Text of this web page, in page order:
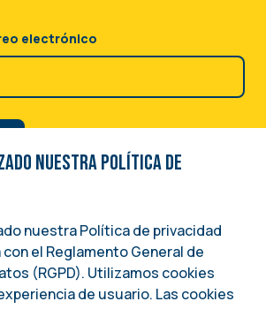
electrónico
nuestra Política de
nuestra Política de privacidad
el Reglamento General de
(RGPD). Utilizamos cookies
de usuario. Las cookies